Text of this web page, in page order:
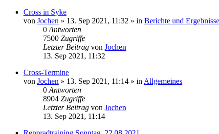
Cross in Syke
von Jochen » 13. Sep 2021, 11:32 » in Berichte und Ergebnisse
0 Antworten
7500 Zugriffe
Letzter Beitrag von Jochen
13. Sep 2021, 11:32
Cross-Termine
von Jochen » 13. Sep 2021, 11:14 » in Allgemeines
0 Antworten
8904 Zugriffe
Letzter Beitrag von Jochen
13. Sep 2021, 11:14